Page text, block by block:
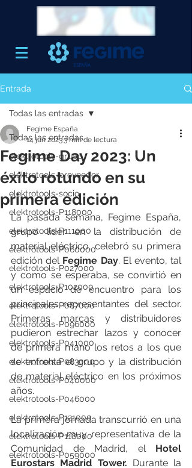
Entrada
Todas las entradas
elektrotools-grupo
elektrotools-proveedor
elektrotools-socio
elektrotools-P118000
elektrotools-P111000
elektrotools-P060000
elektrotools-P027000
elektrotools-P102000
elektrotools-P087000
elektrotools-P096000
elektrotools-P041000
elektrotools-P083000
elektrotools-P040000
elektrotools-P046000
elektrotools-P121000
elektrotools-P118000
elektrotools-P059000
Todas las entradas
Fegime Day 2023: Un
éxito rotundo en su
primera edición
Fegime España
14 jun 20233 min de lectura
La pasada semana, Fegime España,
grupo líder en la distribución de
material eléctrico, celebró su primera
edición del Fegime Day. El evento, tal
y como se esperaba, se convirtió en
un espacio de encuentro para los
principales representantes del sector.
Primeras marcas y distribuidores
pudieron estrechar lazos y conocer
de primera mano los retos a los que
se enfrenta el grupo y la distribución
de material eléctrico en los próximos
años.
La primera jornada transcurrió en una
localización muy representativa de la
Comunidad de Madrid, el Hotel
Eurostars Madrid Tower. Durante la